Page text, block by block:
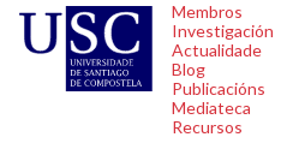
Membros
Investigación
Actualidade
Blog
Publicacións
Mediateca
Recursos